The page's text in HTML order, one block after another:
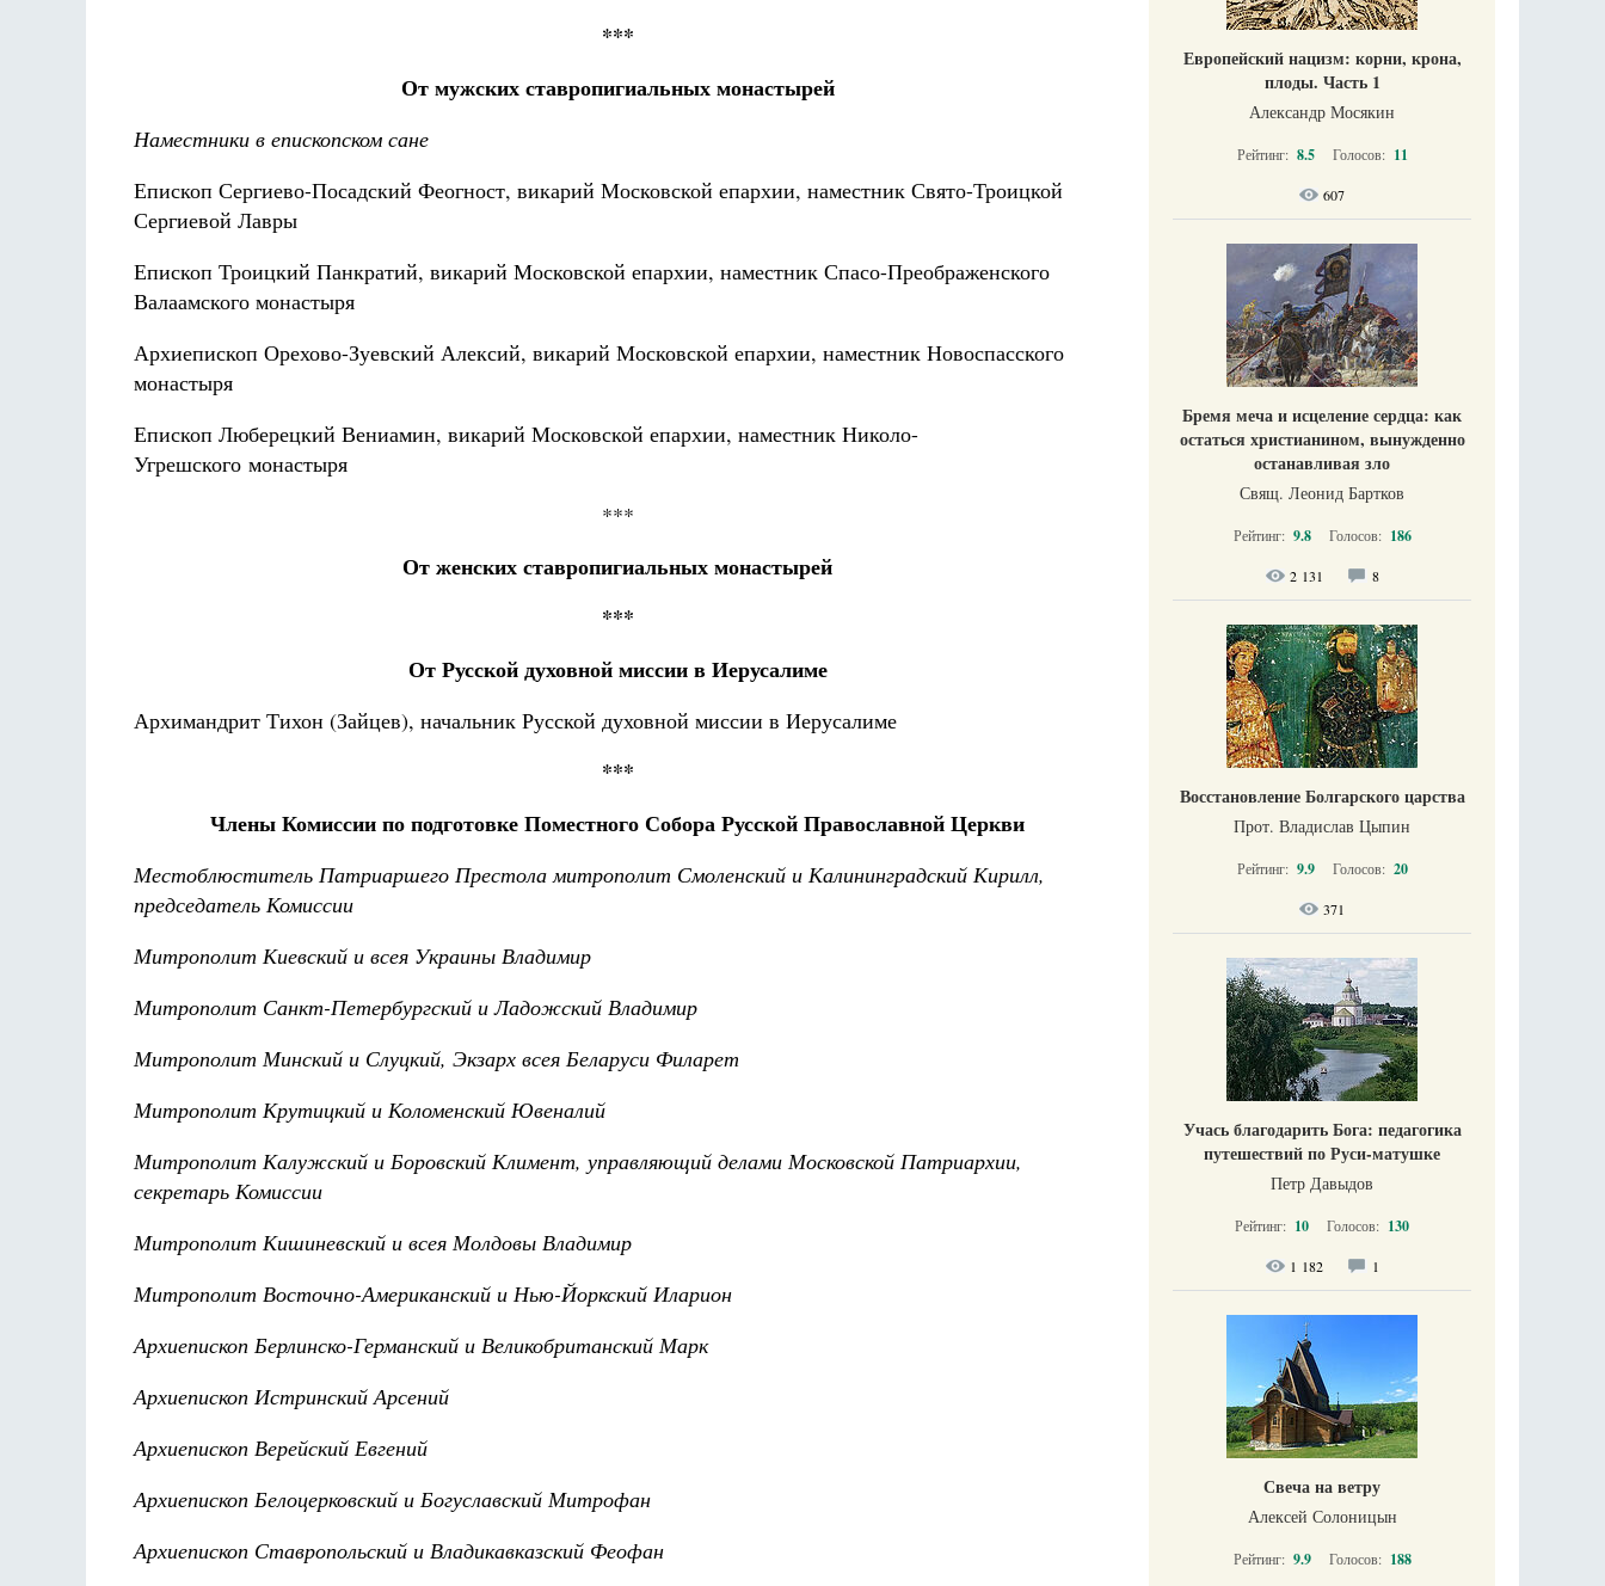
***
От мужских ставропигиальных монастырей
Наместники в епископском сане
Епископ Сергиево-Посадский Феогност, викарий Московской епархии, наместник Свято-Троицкой
Сергиевой Лавры
Епископ Троицкий Панкратий, викарий Московской епархии, наместник Спасо-Преображенского
Валаамского монастыря
Архиепископ Орехово-Зуевский Алексий, викарий Московской епархии, наместник Новоспасского
монастыря
Епископ Люберецкий Вениамин, викарий Московской епархии, наместник Николо-
Угрешского монастыря
***
От женских ставропигиальных монастырей
***
От Русской духовной миссии в Иерусалиме
Архимандрит Тихон (Зайцев), начальник Русской духовной миссии в Иерусалиме
***
Члены Комиссии по подготовке Поместного Собора Русской Православной Церкви
Местоблюститель Патриаршего Престола митрополит Смоленский и Калининградский Кирилл,
председатель Комиссии
Митрополит Киевский и всея Украины Владимир
Митрополит Санкт-Петербургский и Ладожский Владимир
Митрополит Минский и Слуцкий, Экзарх всея Беларуси Филарет
Митрополит Крутицкий и Коломенский Ювеналий
Митрополит Калужский и Боровский Климент, управляющий делами Московской Патриархии,
секретарь Комиссии
Митрополит Кишиневский и всея Молдовы Владимир
Митрополит Восточно-Американский и Нью-Йоркский Иларион
Архиепископ Берлинско-Германский и Великобританский Марк
Архиепископ Истринский Арсений
Архиепископ Верейский Евгений
Архиепископ Белоцерковский и Богуславский Митрофан
Архиепископ Ставропольский и Владикавказский Феофан
Европейский нацизм: корни, крона,
плоды. Часть 1
Александр Мосякин
Рейтинг: 8.5 Голосов: 11
607
Бремя меча и исцеление сердца: как
остаться христианином, вынужденно
останавливая зло
Свящ. Леонид Бартков
Рейтинг: 9.8 Голосов: 186
2 131 8
Восстановление Болгарского царства
Прот. Владислав Цыпин
Рейтинг: 9.9 Голосов: 20
371
Учась благодарить Бога: педагогика
путешествий по Руси-матушке
Петр Давыдов
Рейтинг: 10 Голосов: 130
1 182 1
Свеча на ветру
Алексей Солоницын
Рейтинг: 9.9 Голосов: 188